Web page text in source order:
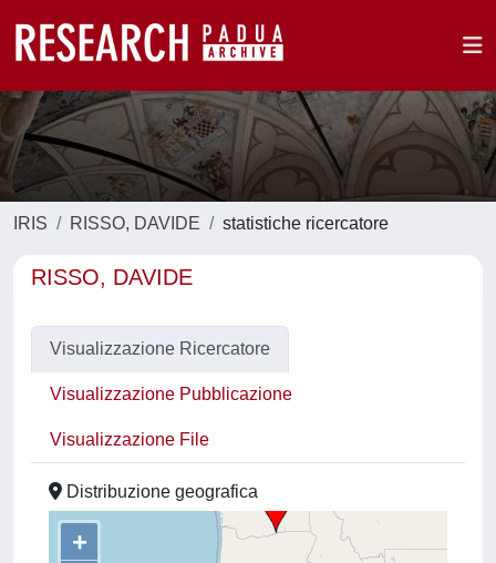
IRIS RISSO, DAVIDE statistiche ricercatore
RISSO, DAVIDE
Visualizzazione Ricercatore
Visualizzazione Pubblicazione
Visualizzazione File
Distribuzione geografica
+